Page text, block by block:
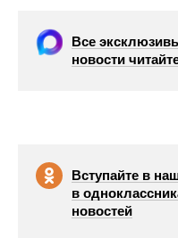
Все
новости
Вступайте в
в
новостей